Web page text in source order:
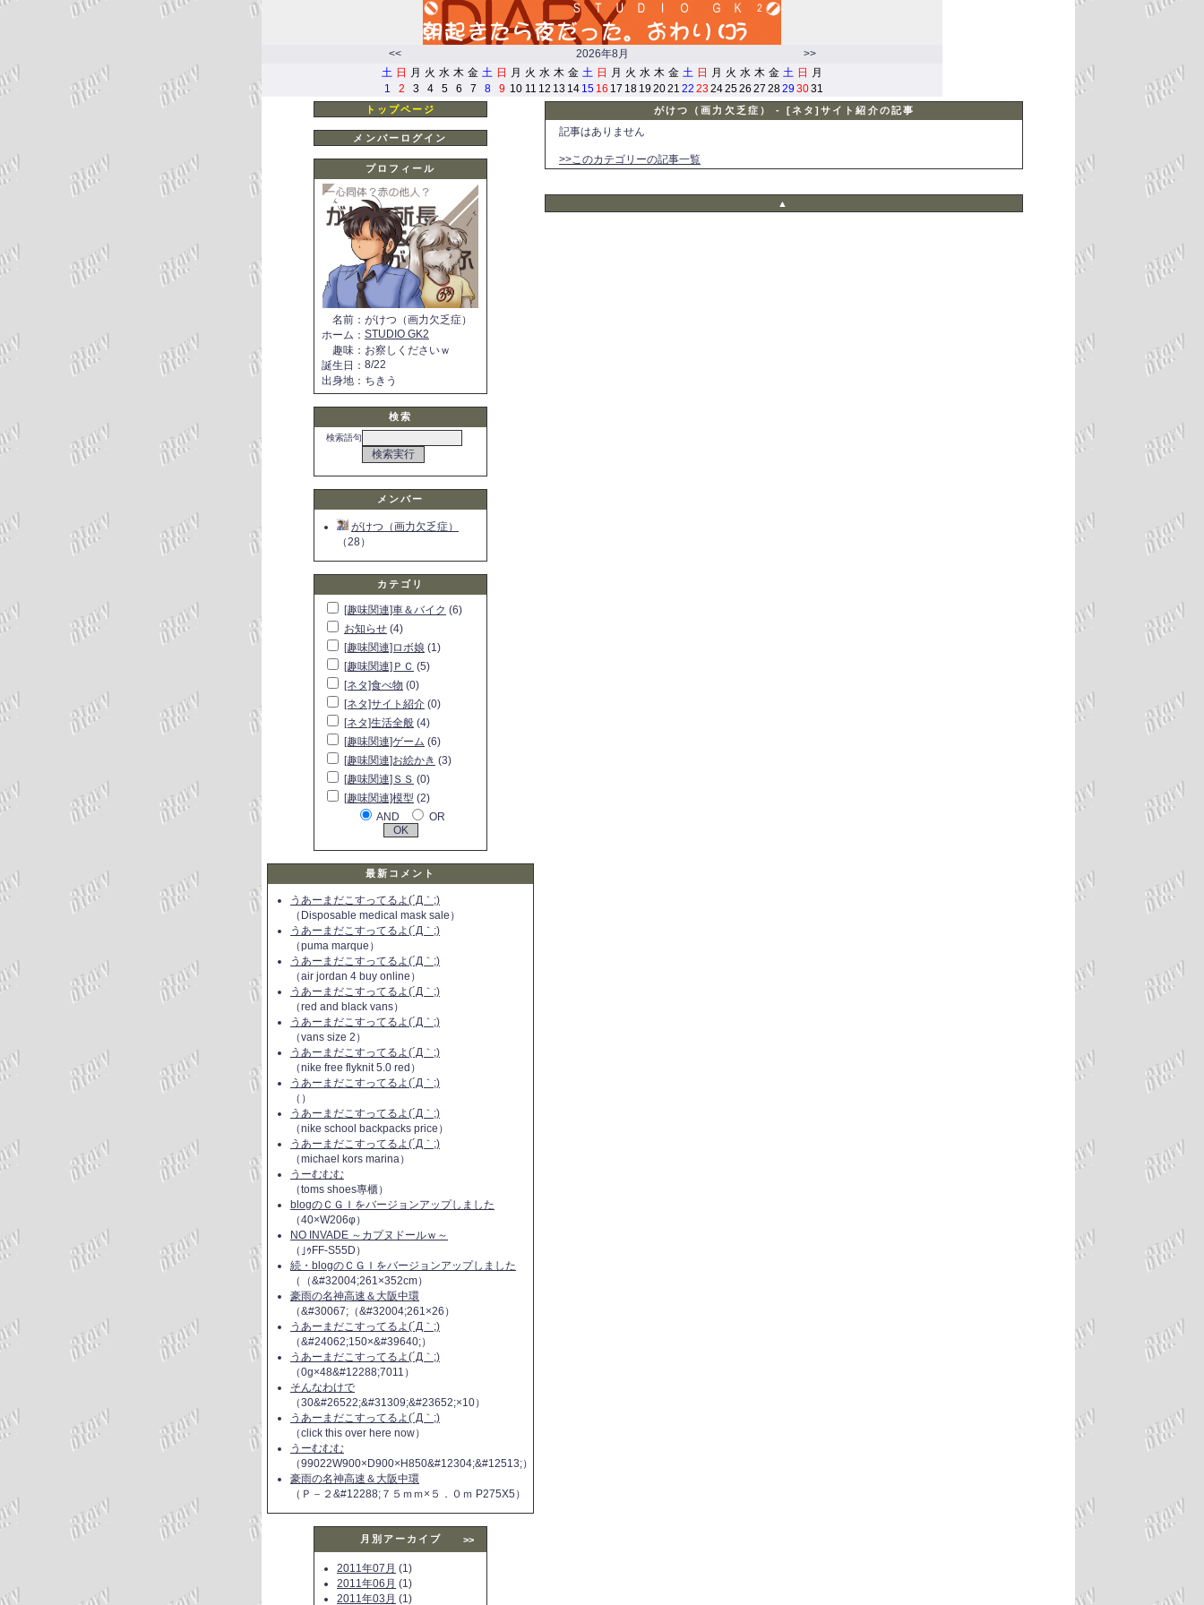
<< 2026年8月
>>
土 日 月 火 水 木 金 土 日 月 火 水 木 金 土 日 月 火 水 木 金 土 日 月 火 水 木 金 土 日
月
1
2 3 4 5 6 7 8 9 10 11 12 13 14 15 16 17 18 19 2021 22 23 242526 27 2829 3031
トップページ
メンバーログイン
プロフィール
名前 ： がけつ（画力欠乏症）
ホーム ： STUDIO GK2
趣味 ： お察しくださいｗ
誕生日 ： 8/22
出身地 ： ちきう
検索
検索語句
メンバー
がけつ（画力欠乏症）
（28）
カテゴリ
[趣味関連]車＆バイク (6)
お知らせ (4)
[趣味関連]ロボ娘 (1)
[趣味関連]ＰＣ (5)
[ネタ]食べ物 (0)
[ネタ]サイト紹介 (0)
[ネタ]生活全般 (4)
[趣味関連]ゲーム (6)
[趣味関連]お絵かき (3)
[趣味関連]ＳＳ (0)
[趣味関連]模型 (2)
AND
OR
最新コメント
うあーまだこすってるよ(´Д｀;)
（Disposable medical mask sale）
うあーまだこすってるよ(´Д｀;)
（puma marque）
うあーまだこすってるよ(´Д｀;)
（air jordan 4 buy online）
うあーまだこすってるよ(´Д｀;)
（red and black vans）
うあーまだこすってるよ(´Д｀;)
（vans size 2）
うあーまだこすってるよ(´Д｀;)
（nike free flyknit 5.0 red）
うあーまだこすってるよ(´Д｀;)
（）
うあーまだこすってるよ(´Д｀;)
（nike school backpacks price）
うあーまだこすってるよ(´Д｀;)
（michael kors marina）
うーむむむ
（toms shoes專櫃）
blogのＣＧＩをバージョンアップしました
（40×W206φ）
NO INVADE ～カプヌドールｗ～
（｣ｩFF-S55D）
続・blogのＣＧＩをバージョンアップしました
（（&#32004;261×352cm）
豪雨の名神高速＆大阪中環
（&#30067;（&#32004;261×26）
うあーまだこすってるよ(´Д｀;)
（&#24062;150×&#39640;）
うあーまだこすってるよ(´Д｀;)
（0g×48&#12288;7011）
そんなわけで
（30&#26522;&#31309;&#23652;×10）
うあーまだこすってるよ(´Д｀;)
（click this over here now）
うーむむむ
（99022W900×D900×H850&#12304;&#12513;）
豪雨の名神高速＆大阪中環
（Ｐ－２&#12288;７５ｍｍ×５．０ｍ P275X5）
月別アーカイブ >>
2011年07月 (1)
2011年06月 (1)
2011年03月 (1)
がけつ（画力欠乏症） - [ネタ]サイト紹介の記事
記事はありません
>>このカテゴリーの記事一覧
▲